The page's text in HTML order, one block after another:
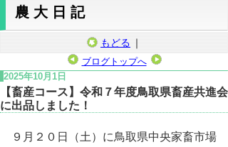
農大日記
もどる ｜
ブログトップへ
2025年10月1日
【畜産コース】令和７年度鳥取県畜産共進会
に出品しました！
９月２０日（土）に鳥取県中央家畜市場